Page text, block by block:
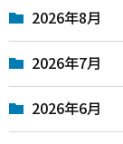
2026年8月
2026年7月
2026年6月